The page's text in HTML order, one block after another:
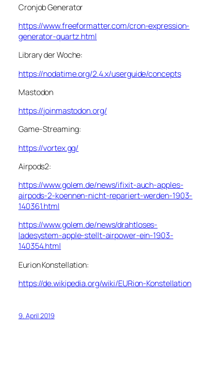
Cronjob Generator
https://www.freeformatter.com/cron-expression-
generator-quartz.html
Library der Woche:
https://nodatime.org/2.4.x/userguide/concepts
Mastodon
https://joinmastodon.org/
Game-Streaming:
https://vortex.gg/
Airpods2:
https://www.golem.de/news/ifixit-auch-apples-
airpods-2-koennen-nicht-repariert-werden-1903-
140361.html
https://www.golem.de/news/drahtloses-
ladesystem-apple-stellt-airpower-ein-1903-
140354.html
Eurion Konstellation:
https://de.wikipedia.org/wiki/EURion-Konstellation
9. April 2019